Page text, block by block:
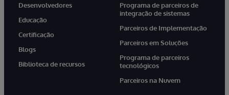
Desenvolvedores
Educação
Certificação
Blogs
Biblioteca de recursos
Programa de parceiros de
integração de sistemas
Parceiros de Implementação
Parceiros em Soluções
Programa de parceiros
tecnológicos
Parceiros na Nuvem